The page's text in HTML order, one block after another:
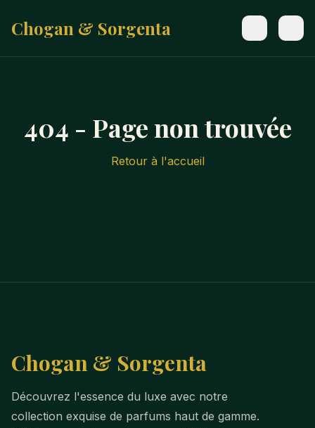
Chogan & Sorgenta
404 - Page non trouvée
Retour à l'accueil
Chogan & Sorgenta
Découvrez l'essence du luxe avec notre
collection exquise de parfums haut de gamme.